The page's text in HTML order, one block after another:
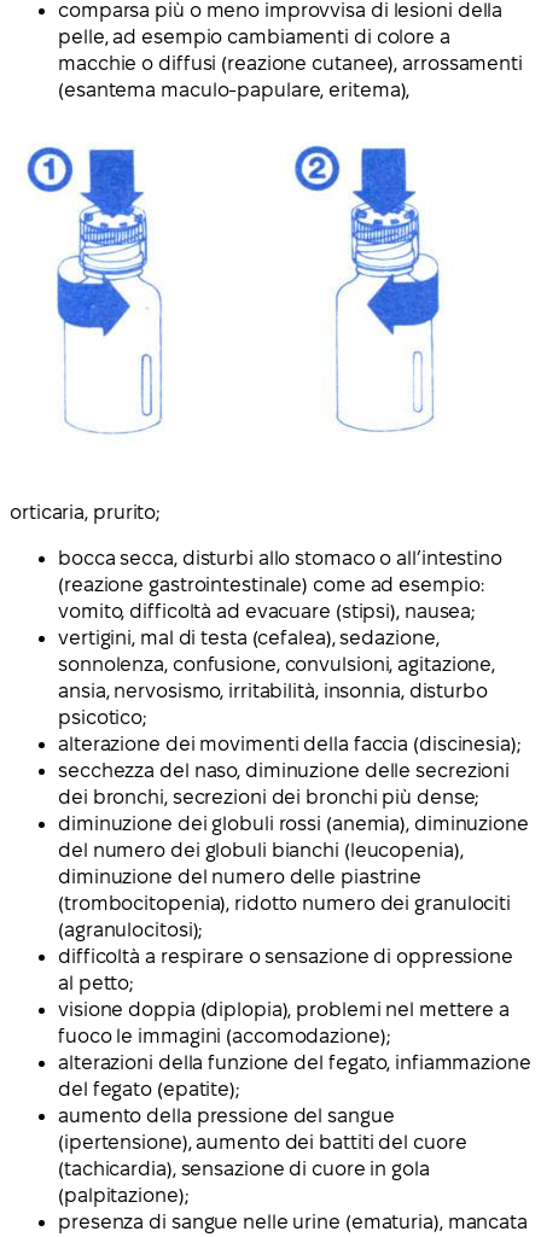
comparsa più o meno improvvisa di lesioni della
pelle, ad esempio cambiamenti di colore a
macchie o diffusi (reazione cutanee), arrossamenti
(esantema maculo-papulare, eritema),
orticaria, prurito;
bocca secca, disturbi allo stomaco o all’intestino
(reazione gastrointestinale) come ad esempio:
vomito, difficoltà ad evacuare (stipsi), nausea;
vertigini, mal di testa (cefalea), sedazione,
sonnolenza, confusione, convulsioni, agitazione,
ansia, nervosismo, irritabilità, insonnia, disturbo
psicotico;
alterazione dei movimenti della faccia (discinesia);
secchezza del naso, diminuzione delle secrezioni
dei bronchi, secrezioni dei bronchi più dense;
diminuzione dei globuli rossi (anemia), diminuzione
del numero dei globuli bianchi (leucopenia),
diminuzione del numero delle piastrine
(trombocitopenia), ridotto numero dei granulociti
(agranulocitosi);
difficoltà a respirare o sensazione di oppressione
al petto;
visione doppia (diplopia), problemi nel mettere a
fuoco le immagini (accomodazione);
alterazioni della funzione del fegato, infiammazione
del fegato (epatite);
aumento della pressione del sangue
(ipertensione), aumento dei battiti del cuore
(tachicardia), sensazione di cuore in gola
(palpitazione);
presenza di sangue nelle urine (ematuria), mancata